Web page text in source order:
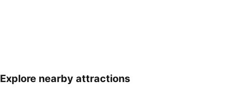
Ανάπτυξη χάρτη
Explore nearby attractions